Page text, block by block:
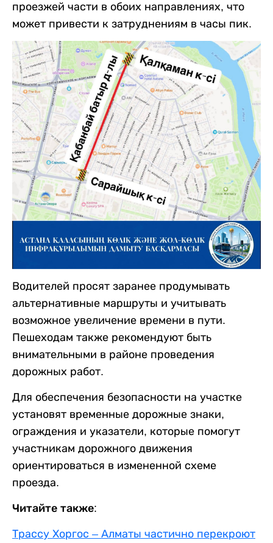
проезжей части в обоих направлениях, что
может привести к затруднениям в часы пик.
Водителей просят заранее продумывать
альтернативные маршруты и учитывать
возможное увеличение времени в пути.
Пешеходам также рекомендуют быть
внимательными в районе проведения
дорожных работ.
Для обеспечения безопасности на участке
установят временные дорожные знаки,
ограждения и указатели, которые помогут
участникам дорожного движения
ориентироваться в измененной схеме
проезда.
Читайте также:
Трассу Хоргос – Алматы частично перекроют